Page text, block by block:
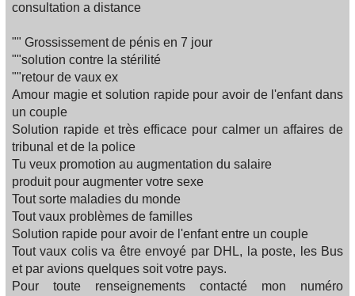
consultation a distance
"" Grossissement de pénis en 7 jour
""solution contre la stérilité
""retour de vaux ex
Amour magie et solution rapide pour avoir de l'enfant dans
un couple
Solution rapide et très efficace pour calmer un affaires de
tribunal et de la police
Tu veux promotion au augmentation du salaire
produit pour augmenter votre sexe
Tout sorte maladies du monde
Tout vaux problèmes de familles‍‍‍
Solution rapide pour avoir de l'enfant entre un couple
Tout vaux colis va être envoyé par DHL, la poste, les Bus
et par avions quelques soit votre pays.
Pour toute renseignements contacté mon numéro